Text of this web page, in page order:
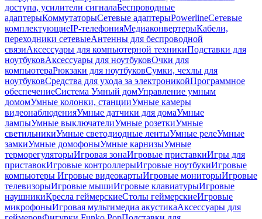
доступа, усилители сигналаБеспроводные
адаптерыКоммутаторыСетевые адаптерыPowerlineСетевые
комплектующиеIP-телефонияМедиаконвертерыКабели,
переходники сетевыеАнтенны для беспроводной
связиАксессуары для компьютерной техникиПодставки для
ноутбуковАксессуары для ноутбуковОчки для
компьютераРюкзаки для ноутбуковСумки, чехлы для
ноутбуковСредства для ухода за электроникойПрограммное
обеспечениеСистема Умный домУправление умным
домомУмные колонки, станцииУмные камеры
видеонаблюденияУмные датчики для домаУмные
лампыУмные выключателиУмные розеткиУмные
светильникиУмные светодиодные лентыУмные релеУмные
замкиУмные домофоныУмные карнизыУмные
терморегуляторыИгровая зонаИгровые приставкиИгры для
приставокИгровые контроллерыИгровые ноутбукиИгровые
компьютеры Игровые видеокартыИгровые мониторыИгровые
телевизорыИгровые мышиИгровые клавиатурыИгровые
наушникиКресла геймерскиеСтолы геймерскиеИгровые
микрофоныИгровая мультимедиа акустикаАксессуары для